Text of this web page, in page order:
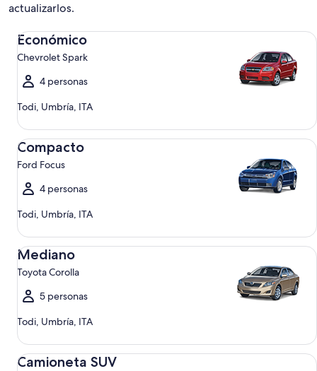
actualizarlos.
Económico
Chevrolet Spark
4 personas
Todi, Umbría, ITA
Económico Chevrolet Spark
Compacto
Ford Focus
4 personas
Todi, Umbría, ITA
Compacto Ford Focus
Mediano
Toyota Corolla
5 personas
Todi, Umbría, ITA
Mediano Toyota Corolla
Camioneta SUV
Camioneta SUV Jeep Compass